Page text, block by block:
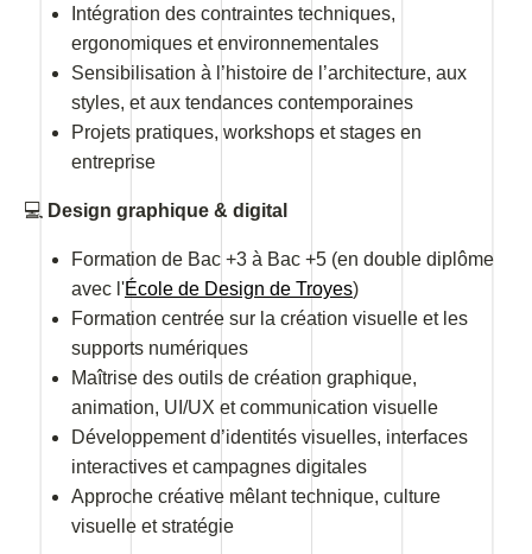
Intégration des contraintes techniques,
ergonomiques et environnementales
Sensibilisation à l’histoire de l’architecture, aux
styles, et aux tendances contemporaines
Projets pratiques, workshops et stages en
entreprise
💻 Design graphique & digital
Formation de Bac +3 à Bac +5 (en double diplôme
avec l'École de Design de Troyes)
Formation centrée sur la création visuelle et les
supports numériques
Maîtrise des outils de création graphique,
animation, UI/UX et communication visuelle
Développement d’identités visuelles, interfaces
interactives et campagnes digitales
Approche créative mêlant technique, culture
visuelle et stratégie